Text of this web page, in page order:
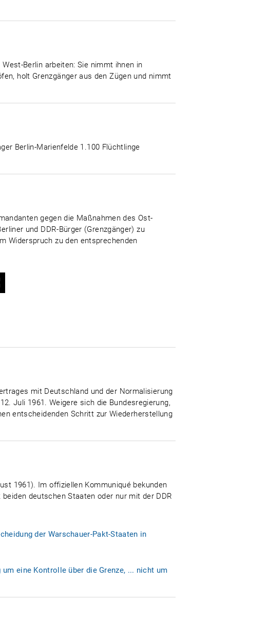
Berlin arbeiten: Sie nimmt ihnen in
holt Grenzgänger aus den Zügen und nimmt
Berlin-Marienfelde 1.100 Flüchtlinge
gegen die Maßnahmen des Ost-
und DDR-Bürger (Grenzgänger) zu
Widerspruch zu den entsprechenden
mit Deutschland und der Normalisierung
Juli 1961. Weigere sich die Bundesregierung,
entscheidenden Schritt zur Wiederherstellung
1961). Im offiziellen Kommuniqué bekunden
deutschen Staaten oder nur mit der DDR
der Warschauer-Pakt-Staaten in
eine Kontrolle über die Grenze, ... nicht um